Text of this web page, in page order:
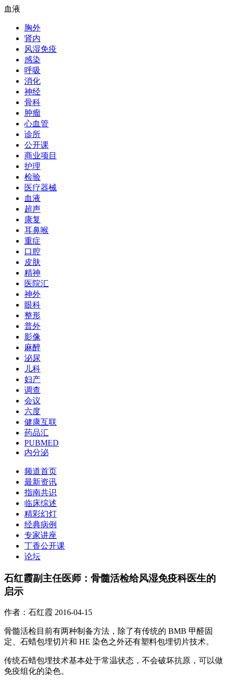
血液
胸外
肾内
风湿免疫
感染
呼吸
消化
神经
骨科
肿瘤
心血管
诊所
公开课
商业项目
护理
检验
医疗器械
血液
超声
康复
耳鼻喉
重症
口腔
皮肤
精神
医院汇
神外
眼科
整形
普外
影像
麻醉
泌尿
儿科
妇产
调查
会议
六度
健康互联
药品汇
PUBMED
内分泌
频道首页
最新资讯
指南共识
临床综述
精彩幻灯
经典病例
专家讲座
丁香公开课
论坛
石红霞副主任医师：骨髓活检给风湿免疫科医生的
启示
作者：石红霞 2016-04-15
骨髓活检目前有两种制备方法，除了有传统的 BMB 甲醛固
定、石蜡包埋切片和 HE 染色之外还有塑料包埋切片技术。
传统石蜡包埋技术基本处于常温状态，不会破坏抗原，可以做
免疫组化的染色。